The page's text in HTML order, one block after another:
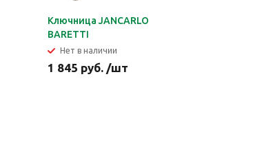
Ключница JANCARLO
BARETTI
Нет в наличии
1 845 руб. /шт